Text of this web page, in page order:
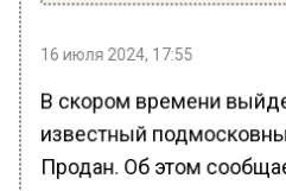
16 июля 2024, 17:55
В скором времени
известный
Продан. Об этом